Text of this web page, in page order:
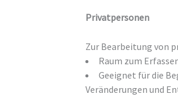
Privatpersonen
Zur Bearbeitung von
Raum zum
Geeignet für die
Veränderungen und